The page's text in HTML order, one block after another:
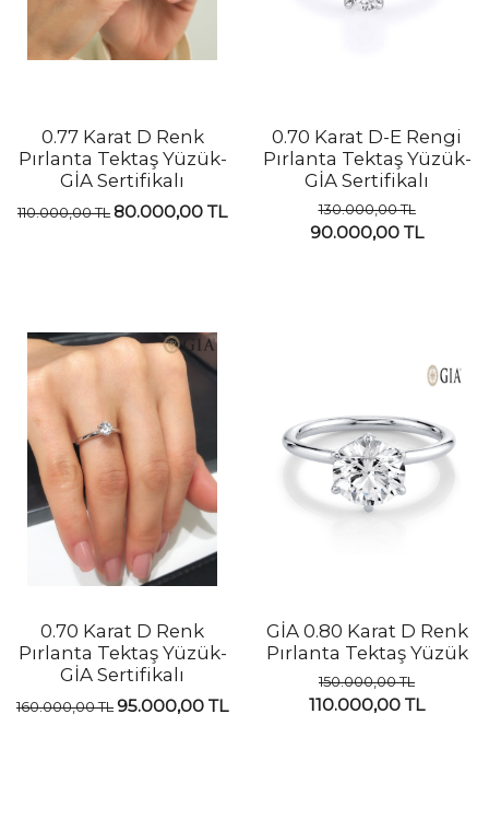
0.77 Karat D Renk
Pırlanta Tektaş Yüzük-
GİA Sertifikalı
110.000,00 TL80.000,00 TL
0.70 Karat D-E Rengi
Pırlanta Tektaş Yüzük-
GİA Sertifikalı
130.000,00 TL
90.000,00 TL
0.70 Karat D Renk
Pırlanta Tektaş Yüzük-
GİA Sertifikalı
160.000,00 TL95.000,00 TL
GİA 0.80 Karat D Renk
Pırlanta Tektaş Yüzük
150.000,00 TL
110.000,00 TL